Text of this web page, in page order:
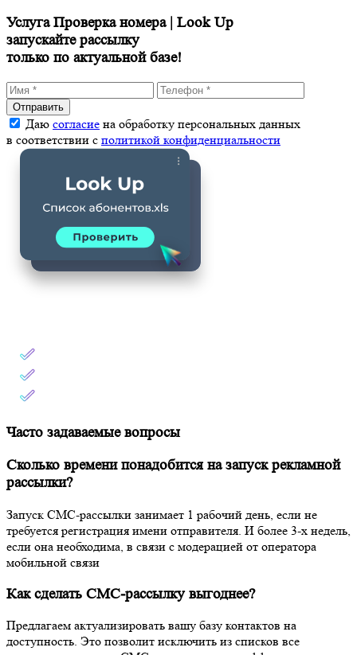
Услуга Проверка номера | Look Up
запускайте рассылку
только по актуальной базе!
Отправить
Даю согласие на обработку персональных данных
в соответствии с политикой конфиденциальности
Часто задаваемые вопросы
Сколько времени понадобится на запуск рекламной
рассылки?
Запуск СМС-рассылки занимает 1 рабочий день, если не
требуется регистрация имени отправителя. И более 3-х недель,
если она необходима, в связи с модерацией от оператора
мобильной связи
Как сделать СМС-рассылку выгоднее?
Предлагаем актуализировать вашу базу контактов на
доступность. Это позволит исключить из списков все